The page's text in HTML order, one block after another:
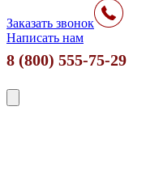
Заказать звонок
Написать нам
8 (800) 555-75-29